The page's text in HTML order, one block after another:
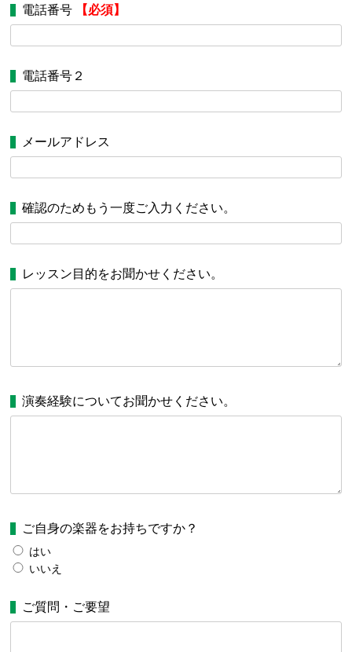
電話番号 【必須】
電話番号２
メールアドレス
確認のためもう一度ご入力ください。
レッスン目的をお聞かせください。
演奏経験についてお聞かせください。
ご自身の楽器をお持ちですか？
はい
いいえ
ご質問・ご要望